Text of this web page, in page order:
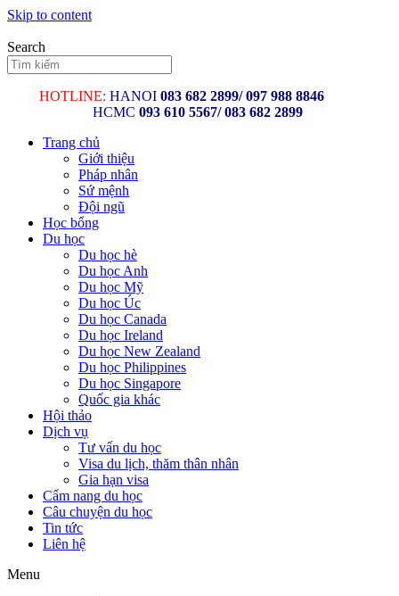
Skip to content
Search
HOTLINE: HANOI 083 682 2899/097 988 8846
HCMC 093 610 5567/ 083 682 2899
Trang chủ
Giới thiệu
Pháp nhân
Sứ mệnh
Đội ngũ
Học bổng
Du học
Du học hè
Du học Anh
Du học Mỹ
Du học Úc
Du học Canada
Du học Ireland
Du học New Zealand
Du học Philippines
Du học Singapore
Quốc gia khác
Hội thảo
Dịch vụ
Tư vấn du học
Visa du lịch, thăm thân nhân
Gia hạn visa
Cẩm nang du học
Câu chuyện du học
Tin tức
Liên hệ
Menu